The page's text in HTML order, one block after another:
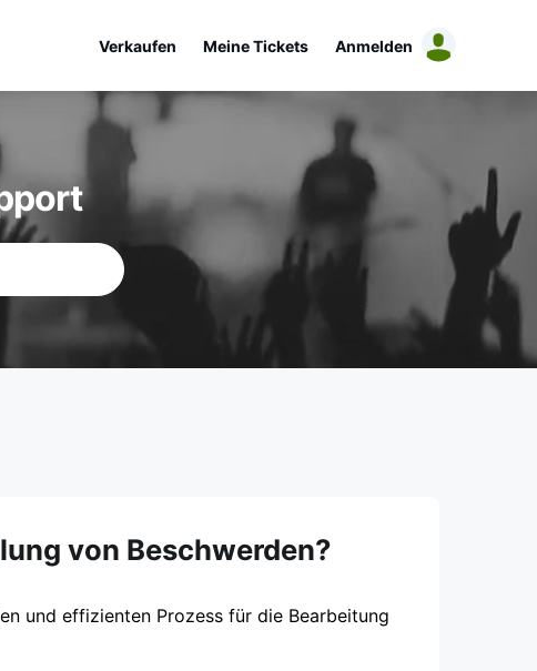
Verkaufen Meine Tickets Anmelden
von Beschwerden?
und effizienten Prozess für die Bearbeitung